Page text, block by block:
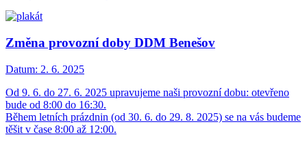
Změna provozní doby DDM Benešov
Datum: 2. 6. 2025
Od 9. 6. do 27. 6. 2025 upravujeme naši provozní dobu: otevřeno
bude od 8:00 do 16:30.
Během letních prázdnin (od 30. 6. do 29. 8. 2025) se na vás budeme
těšit v čase 8:00 až 12:00.